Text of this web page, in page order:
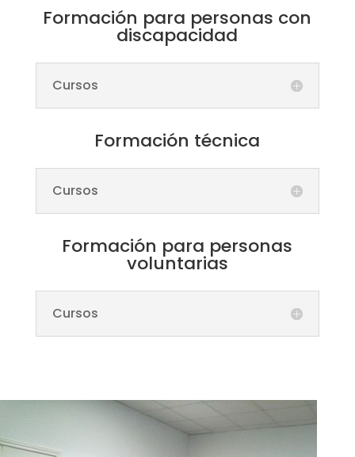
Formación para personas con
discapacidad
Cursos
Formación técnica
Cursos
Formación para personas
voluntarias
Cursos